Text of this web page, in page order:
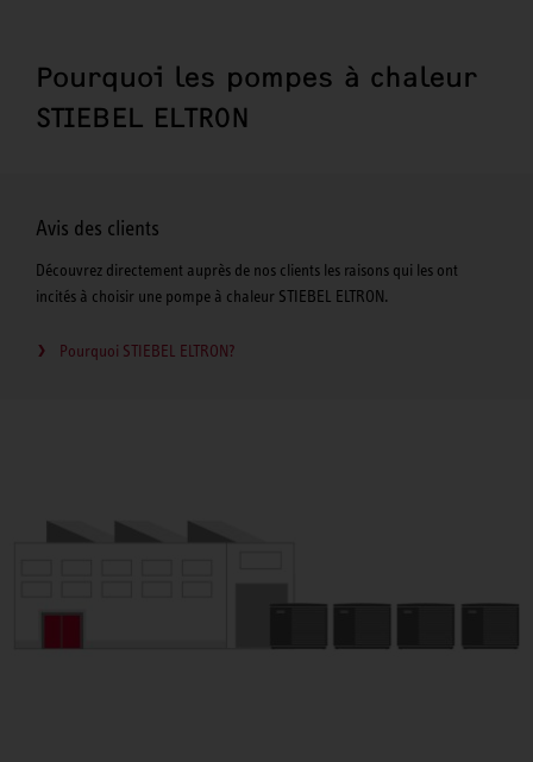
Pourquoi les pompes à chaleur
STIEBEL ELTRON
Avis des clients
Découvrez directement auprès de nos clients les raisons qui les ont
incités à choisir une pompe à chaleur STIEBEL ELTRON.
Pourquoi STIEBEL ELTRON?